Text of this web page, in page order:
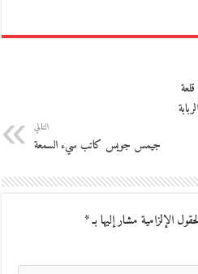
التالي
جيمس جويس كاتب سيء السمعة
الإلزامية مشار إليها بـ*